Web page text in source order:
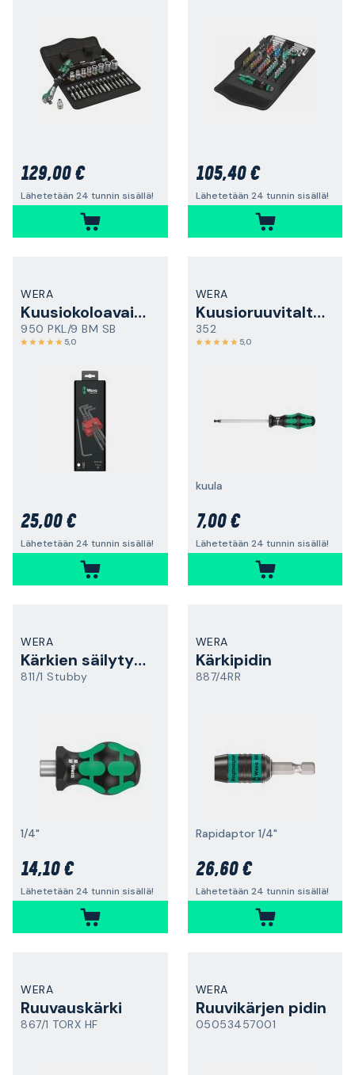
129,00 €
Lähetetään 24 tunnin sisällä!
105,40 €
Lähetetään 24 tunnin sisällä!
WERA
Kuusiokoloavainsarja
950 PKL/9 BM SB
5,0
25,00 €
Lähetetään 24 tunnin sisällä!
WERA
Kuusioruuvitaltta
352
5,0
kuula
7,00 €
Lähetetään 24 tunnin sisällä!
WERA
Kärkien säilytyskahva
811/1 Stubby
1/4"
14,10 €
Lähetetään 24 tunnin sisällä!
WERA
Kärkipidin
887/4RR
Rapidaptor 1/4"
26,60 €
Lähetetään 24 tunnin sisällä!
WERA
Ruuvauskärki
867/1 TORX HF
WERA
Ruuvikärjen pidin
05053457001